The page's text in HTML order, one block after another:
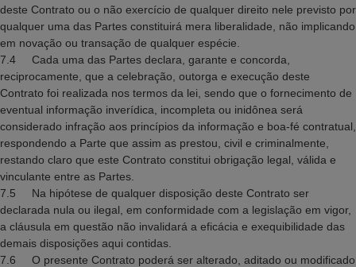
deste Contrato ou o não exercício de qualquer direito nele previsto por
qualquer uma das Partes constituirá mera liberalidade, não implicando
em novação ou transação de qualquer espécie.
7.4 Cada uma das Partes declara, garante e concorda,
reciprocamente, que a celebração, outorga e execução deste
Contrato foi realizada nos termos da lei, sendo que o fornecimento de
eventual informação inverídica, incompleta ou inidônea será
considerado infração aos princípios da informação e boa-fé contratual,
respondendo a Parte que assim as prestou, civil e criminalmente,
restando claro que este Contrato constitui obrigação legal, válida e
vinculante entre as Partes.
7.5 Na hipótese de qualquer disposição deste Contrato ser
declarada nula ou ilegal, em conformidade com a legislação em vigor,
a cláusula em questão não invalidará a eficácia e exequibilidade das
demais disposições aqui contidas.
7.6 O presente Contrato poderá ser alterado, aditado ou modificado